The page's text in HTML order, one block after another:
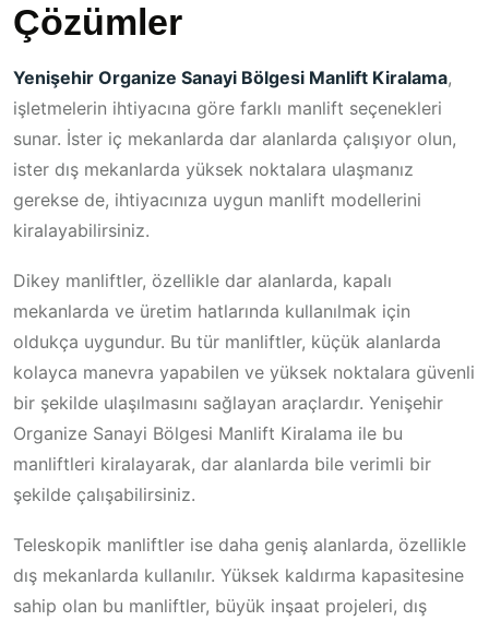
Çözümler
Yenişehir Organize Sanayi Bölgesi Manlift Kiralama,
işletmelerin ihtiyacına göre farklı manlift seçenekleri
sunar. İster iç mekanlarda dar alanlarda çalışıyor olun,
ister dış mekanlarda yüksek noktalara ulaşmanız
gerekse de, ihtiyacınıza uygun manlift modellerini
kiralayabilirsiniz.
Dikey manliftler, özellikle dar alanlarda, kapalı
mekanlarda ve üretim hatlarında kullanılmak için
oldukça uygundur. Bu tür manliftler, küçük alanlarda
kolayca manevra yapabilen ve yüksek noktalara güvenli
bir şekilde ulaşılmasını sağlayan araçlardır. Yenişehir
Organize Sanayi Bölgesi Manlift Kiralama ile bu
manliftleri kiralayarak, dar alanlarda bile verimli bir
şekilde çalışabilirsiniz.
Teleskopik manliftler ise daha geniş alanlarda, özellikle
dış mekanlarda kullanılır. Yüksek kaldırma kapasitesine
sahip olan bu manliftler, büyük inşaat projeleri, dış